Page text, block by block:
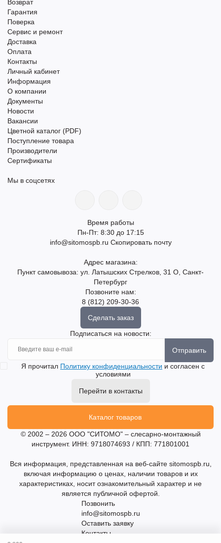
Возврат
Гарантия
Поверка
Сервис и ремонт
Доставка
Оплата
Контакты
Личный кабинет
Информация
О компании
Документы
Новости
Вакансии
Цветной каталог (PDF)
Поступление товара
Производители
Сертификаты
Мы в соцсетях
Время работы
Пн-Пт: 8:30 до 17:15
info@sitomospb.ru Скопировать почту
Адрес магазина:
Пункт самовывоза: ул. Латышских Стрелков, 31 О, Санкт-
Петербург
Позвоните нам:
8 (812) 209-30-36
Сделать заказ
Подписаться на новости:
Отправить
Я прочитал Политику конфиденциальности и согласен с
условиями
Перейти в контакты
Каталог товаров
© 2002 – 2026 ООО "СИТОМО" – слесарно-монтажный
инструмент. ИНН: 9718074693 / КПП: 771801001
Вся информация, представленная на веб-сайте sitomospb.ru,
включая информацию о ценах, наличии товаров и их
характеристиках, носит ознакомительный характер и не
является публичной офертой.
Позвонить
info@sitomospb.ru
Оставить заявку
Контакты